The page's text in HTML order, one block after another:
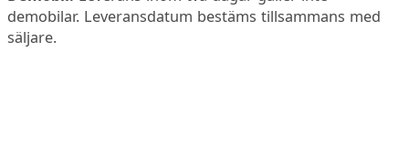
demobilar. Leveransdatum bestäms tillsammans med
säljare.